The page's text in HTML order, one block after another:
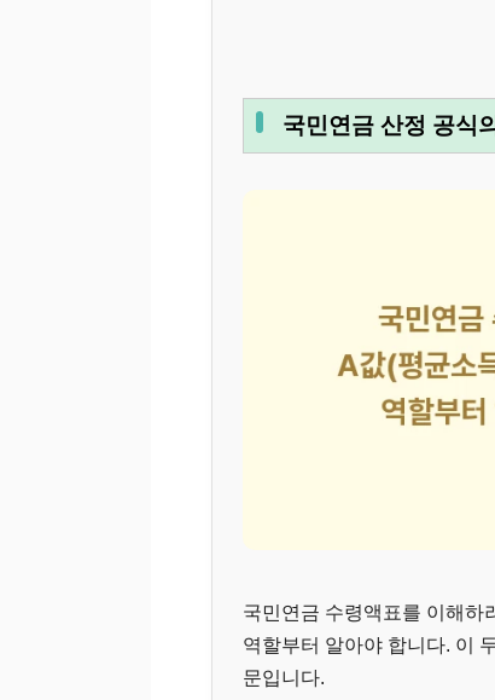
국민연금 산정 공식
국민연금 수령액표를 이해하
역할부터 알아야 합니다. 이
문입니다.